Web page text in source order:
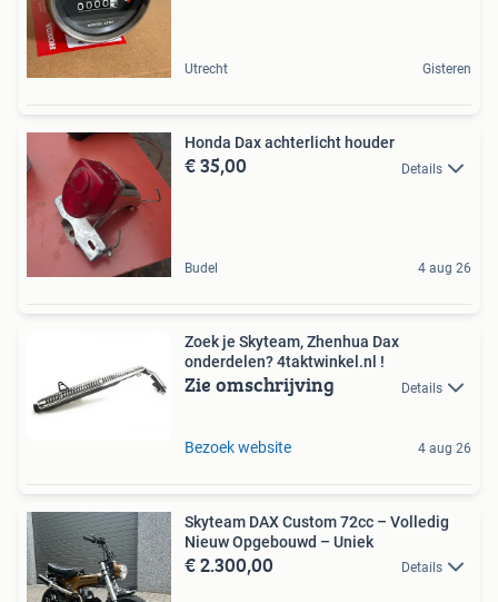
Utrecht Gisteren
Honda Dax achterlicht houder
€ 35,00 Details
Budel 4 aug 26
Zoek je Skyteam, Zhenhua Dax
onderdelen? 4taktwinkel.nl !
Zie omschrijving Details
Bezoek website 4 aug 26
Skyteam DAX Custom 72cc – Volledig
Nieuw Opgebouwd – Uniek
€ 2.300,00 Details